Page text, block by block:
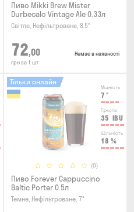
Пиво Mikki Brew Mister
Durbecalo Vintage Ale 0.33л
Світле, Нефільтроване, 8.5°
72,00
грн за 1 шт
Немає в наявності
Міцність
7 °
Гіркота
35 IBU
Щільність
18 %
(0)
Тільки онлайн
Пиво Forever Cappuccino
Baltic Porter 0.5л
Темне, Нефільтроване, 7°